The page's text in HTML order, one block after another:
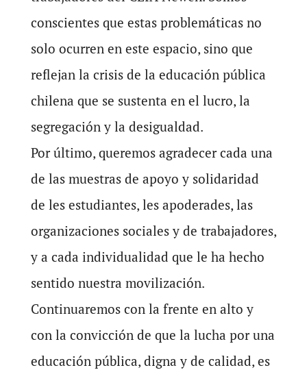
conscientes que estas problemáticas no
solo ocurren en este espacio, sino que
reflejan la crisis de la educación pública
chilena que se sustenta en el lucro, la
segregación y la desigualdad.
Por último, queremos agradecer cada una
de las muestras de apoyo y solidaridad
de les estudiantes, les apoderades, las
organizaciones sociales y de trabajadores,
y a cada individualidad que le ha hecho
sentido nuestra movilización.
Continuaremos con la frente en alto y
con la convicción de que la lucha por una
educación pública, digna y de calidad, es